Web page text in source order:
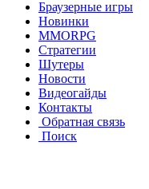
Браузерные игры
Новинки
MMORPG
Стратегии
Шутеры
Новости
Видеогайды
Контакты
Обратная связь
Поиск